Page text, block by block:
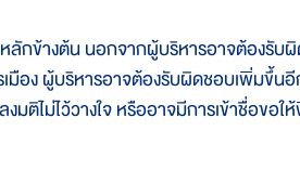
กข้างต้น นอกจากผู้บริหารอาจต้องรับ
มือง ผู้บริหารอาจต้องรับผิดชอบเพิ่มขึ้น
มติไม่ไว้วางใจ หรืออาจมีการเข้าชื่อข